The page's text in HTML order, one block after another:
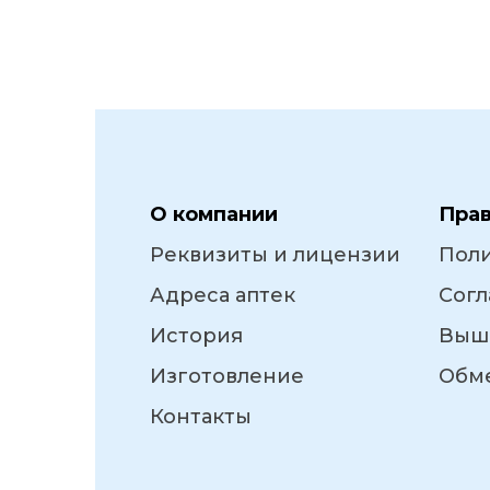
О компании
Реквизиты и лицензии
Адреса аптек
История
Изготовление
Контакты